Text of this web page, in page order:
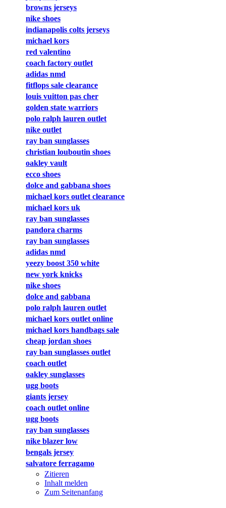
browns jerseys
nike shoes
indianapolis colts jerseys
michael kors
red valentino
coach factory outlet
adidas nmd
fitflops sale clearance
louis vuitton pas cher
golden state warriors
polo ralph lauren outlet
nike outlet
ray ban sunglasses
christian louboutin shoes
oakley vault
ecco shoes
dolce and gabbana shoes
michael kors outlet clearance
michael kors uk
ray ban sunglasses
pandora charms
ray ban sunglasses
adidas nmd
yeezy boost 350 white
new york knicks
nike shoes
dolce and gabbana
polo ralph lauren outlet
michael kors outlet online
michael kors handbags sale
cheap jordan shoes
ray ban sunglasses outlet
coach outlet
oakley sunglasses
ugg boots
giants jersey
coach outlet online
ugg boots
ray ban sunglasses
nike blazer low
bengals jersey
salvatore ferragamo
Zitieren
Inhalt melden
Zum Seitenanfang